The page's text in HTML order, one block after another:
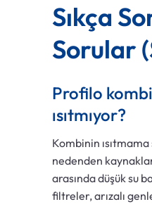
Sıkça
Sorular
Profilo
ısıtmıyor?
Kombinin
nedenden
arasında düşük su
filtreler, arızalı